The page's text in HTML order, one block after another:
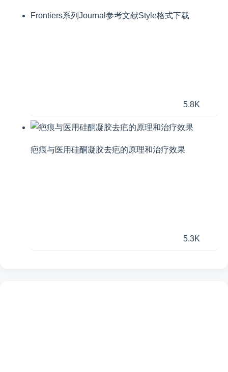
Frontiers系列Journal参考文献Style格式下载
5.8K
疤痕与医用硅酮凝胶去疤的原理和治疗效果
5.3K